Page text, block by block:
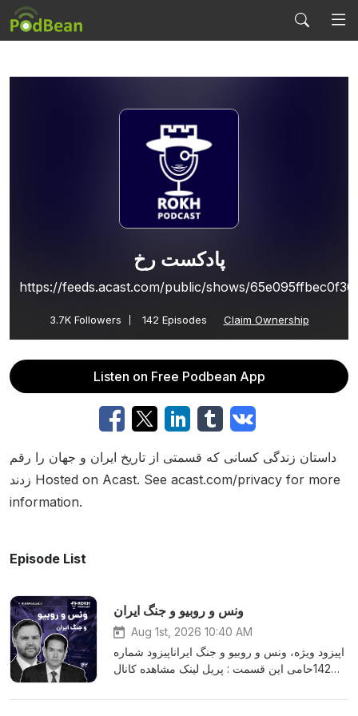
پادکست رخ
https://feeds.acast.com/public/shows/
3.7K Followers 142 Episodes Claim Ownership
Listen on Free Podbean App
داستان زندگی کسانی که قسمتی از تاریخ ایران و جهان را رقم
زدند Hosted on Acast. See acast.com/privacy for more
information.
Episode List
ونس و روبیو و جنگ ایران
Aug 1st, 2026 10:40 AM
اپیزود ویژه، ونس و روبیو و جنگ ایراناپیزود شماره
142حامی این قسمت : پریل لینک مشاهده کانال
پادکست رخ پادکست رخ در شبکه های